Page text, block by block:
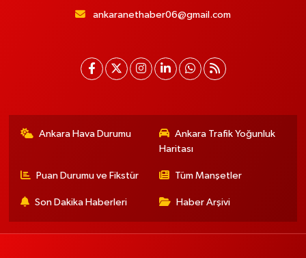
ankaranethaber06@gmail.com
Ankara Hava Durumu
Ankara Trafik Yoğunluk
Haritası
Puan Durumu ve Fikstür Tüm Manşetler
Son Dakika Haberleri Haber Arşivi